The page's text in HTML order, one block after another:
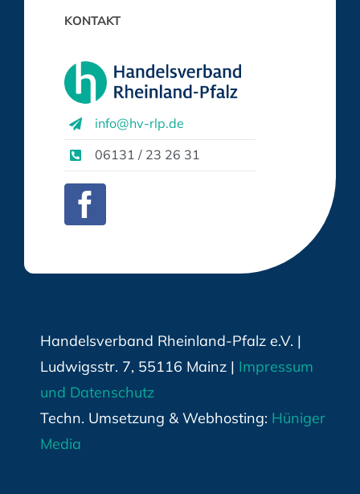
KONTAKT
info@hv-rlp.de
06131 / 23 26 31
Handelsverband Rheinland-Pfalz e.V. |
Ludwigsstr. 7, 55116 Mainz | Impressum
und Datenschutz
Techn. Umsetzung & Webhosting: Hüniger
Media